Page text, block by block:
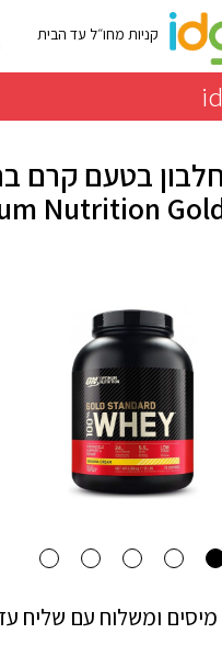
קניות מחו״ל עד הבית
בטעם קרם
Nutrition
מיסים ומשלוח עם שליח